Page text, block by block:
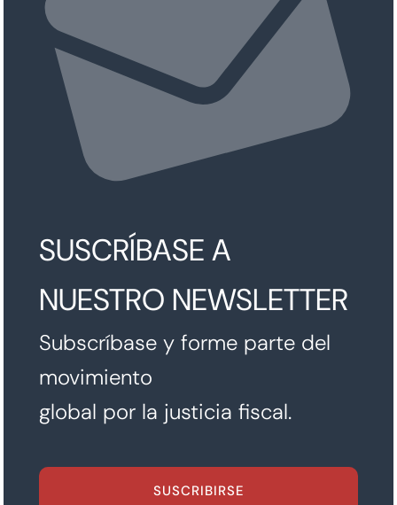
SUSCRÍBASE A
NUESTRO NEWSLETTER
Subscríbase y forme parte del
movimiento
global por la justicia fiscal.
SUSCRIBIRSE